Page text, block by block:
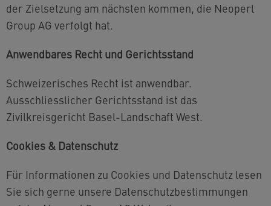
der Zielsetzung am nächsten kommen, die Neoperl
Group AG verfolgt hat.
Anwendbares Recht und Gerichtsstand
Schweizerisches Recht ist anwendbar.
Ausschliesslicher Gerichtsstand ist das
Zivilkreisgericht Basel-Landschaft West.
Cookies & Datenschutz
Für Informationen zu Cookies und Datenschutz lesen
Sie sich gerne unsere Datenschutzbestimmungen